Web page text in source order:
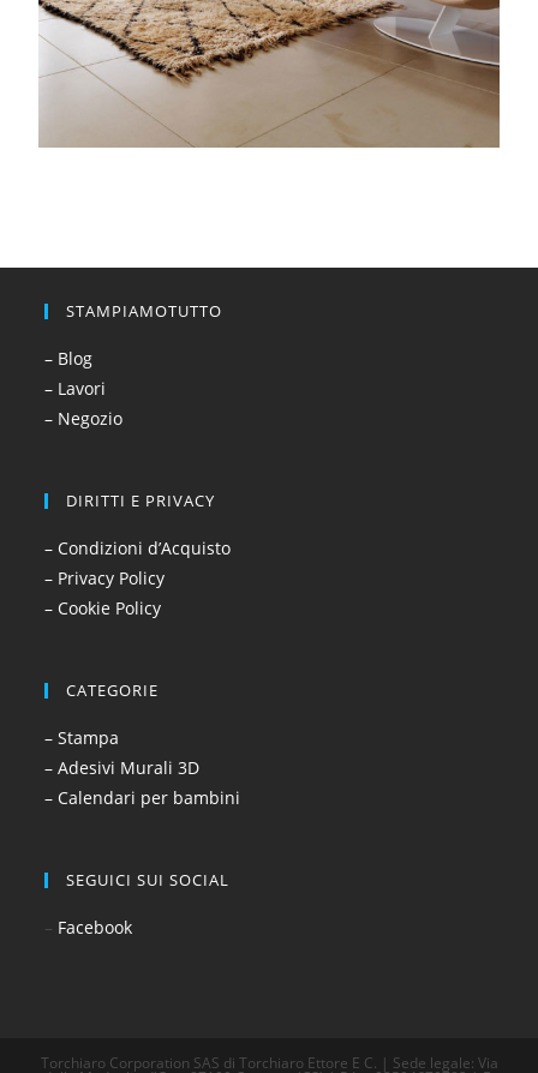
STAMPIAMOTUTTO
– Blog
– Lavori
– Negozio
DIRITTI E PRIVACY
– Condizioni d’Acquisto
– Privacy Policy
– Cookie Policy
CATEGORIE
– Stampa
– Adesivi Murali 3D
– Calendari per bambini
SEGUICI SUI SOCIAL
– Facebook
Torchiaro Corporation SAS di Torchiaro Ettore E C. | Sede legale: Via